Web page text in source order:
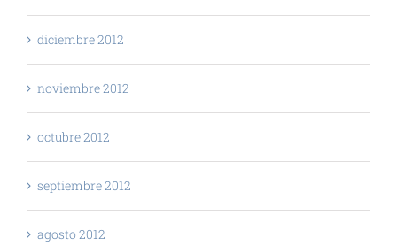
diciembre 2012
noviembre 2012
octubre 2012
septiembre 2012
agosto 2012